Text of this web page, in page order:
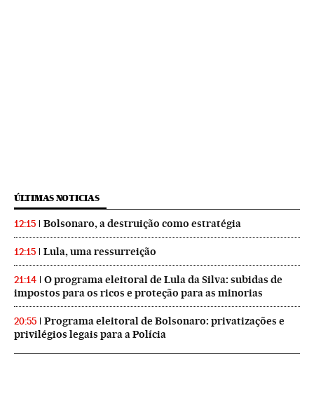
ÚLTIMAS NOTICIAS
12:15 Bolsonaro, a destruição como estratégia
12:15 Lula, uma ressurreição
21:14
O programa eleitoral de Lula da Silva: subidas de
impostos para os ricos e proteção para as minorias
20:55
Programa eleitoral de Bolsonaro: privatizações e
privilégios legais para a Polícia